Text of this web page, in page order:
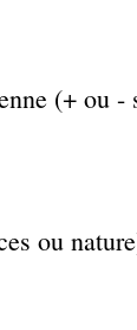
(+ ou -
ou